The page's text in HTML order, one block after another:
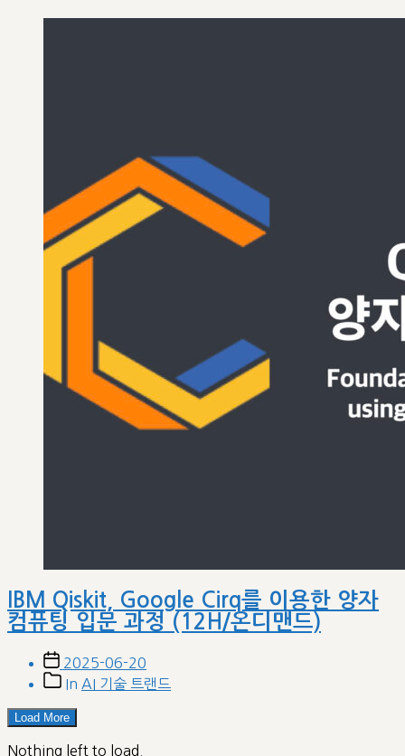
IBM Qiskit, Google Cirq를 이용한 양자
컴퓨팅 입문 과정 (12H/온디맨드)
Post
date
2025-06-20
PostIn AI 기술 트랜드
Load More
Nothing left to load.